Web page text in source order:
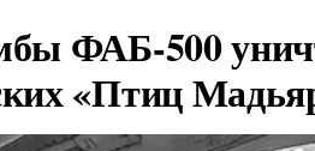
ФАБ-500
«Птиц